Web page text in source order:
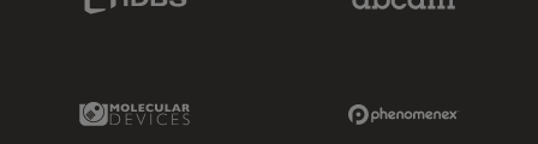
Molecular Devices Link